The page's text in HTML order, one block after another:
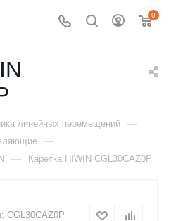
0
линейных перемещений —
—
— Каретка HIWIN CGL30CAZ0P
CGL30CAZ0P